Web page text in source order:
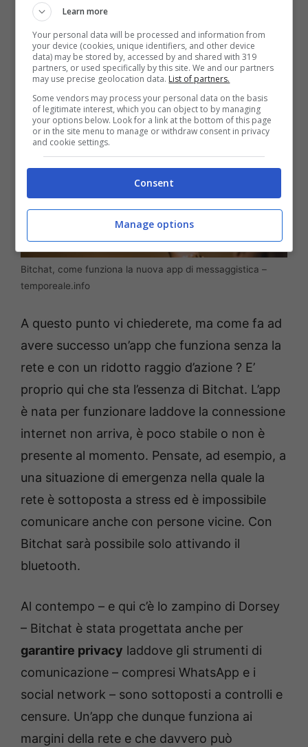
dopo l’invio. Con Bitchat, inoltre, è possibile
anche creare chat di gruppo temporanee
chiamate stanze.
Bitchat, come funziona la nuova app di messaggistica –
temporeale.info
A questo punto vi chiederete, ma come fa ad
avere successo un’app che funziona senza la
rete e con un ridotto raggio d’azione ? E’
proprio qui che sta l’essenza di Bitchat. L’app
è nata per funzionare laddove la connessione
internet non arriva, è poco stabile o non è
presente al momento. Pensate, ad esempio, a
una situazione di emergenza nella quale la
rete è sottoposta a stress ed è impossibile
comunicare anche con persone vicine. Con
Bitchat sarà possibile solo attivando il
bluetooth.
Al contempo – e qui c’è lo zampino di Dorsey
– Bitchat è stata progettata anche per
garantire privacy laddove gli strumenti di
comunicazione – compresi WhatsApp e i
social network – sono sottoposti a controlli e
censure. Un’app che dunque funziona ai
margini della rete e che davvero può
Learn more
Your personal data will be processed and information from
your device (cookies, unique identifiers, and other device
data) may be stored by, accessed by and shared with 319
partners, or used specifically by this site. We and our partners
may use precise geolocation data. List of partners.
Some vendors may process your personal data on the basis
of legitimate interest, which you can object to by managing
your options below. Look for a link at the bottom of this page
or in the site menu to manage or withdraw consent in privacy
and cookie settings.
Consent
Manage options